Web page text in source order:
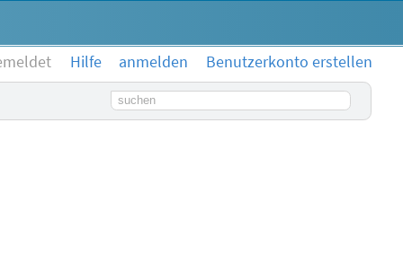
Hilfe anmelden
Benutzerkonto erstellen
Suchbegriff